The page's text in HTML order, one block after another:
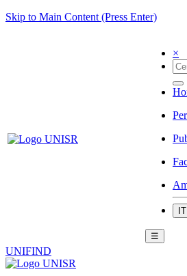
Skip to Main Content (Press Enter)
×
IT
☰
UNIFIND